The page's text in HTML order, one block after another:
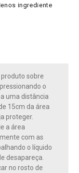
ingrediente
sobre
o
uma distância
15cm da área
proteger.
a área
com as
o líquido
desapareça.
no rosto de